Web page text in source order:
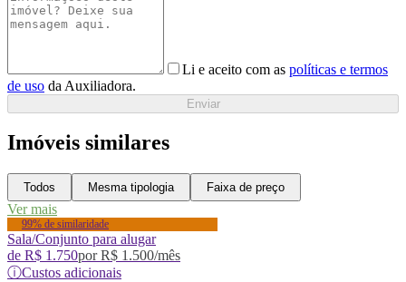
Li e aceito com as políticas e termos
de uso da Auxiliadora.
Enviar
Imóveis similares
Todos Mesma tipologia Faixa de preço
Ver mais
99% de similaridade
Sala/Conjunto para alugar
de R$ 1.750porR$ 1.500/mês
ⓘCustos adicionais